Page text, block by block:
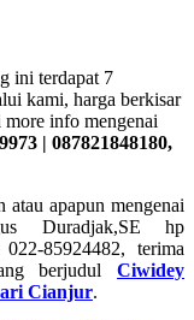
ini terdapat 7
kami, harga berkisar
info mengenai
| 087821848180,
atau apapun mengenai
Duradjak,SE hp
85924482, terima
berjudul Ciwidey
Cianjur.